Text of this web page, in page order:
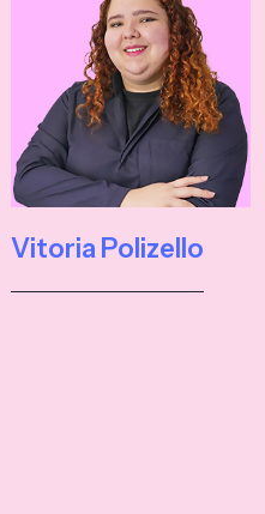
Vitoria Polizello